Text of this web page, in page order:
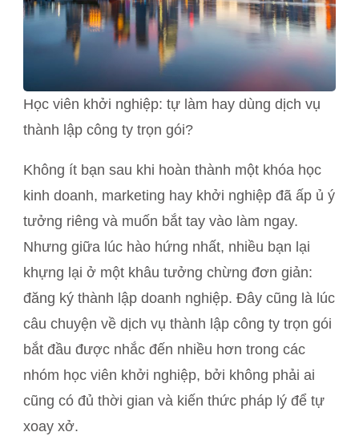
Học viên khởi nghiệp: tự làm hay dùng dịch vụ
thành lập công ty trọn gói?
Không ít bạn sau khi hoàn thành một khóa học
kinh doanh, marketing hay khởi nghiệp đã ấp ủ ý
tưởng riêng và muốn bắt tay vào làm ngay.
Nhưng giữa lúc hào hứng nhất, nhiều bạn lại
khựng lại ở một khâu tưởng chừng đơn giản:
đăng ký thành lập doanh nghiệp. Đây cũng là lúc
câu chuyện về dịch vụ thành lập công ty trọn gói
bắt đầu được nhắc đến nhiều hơn trong các
nhóm học viên khởi nghiệp, bởi không phải ai
cũng có đủ thời gian và kiến thức pháp lý để tự
xoay xở.